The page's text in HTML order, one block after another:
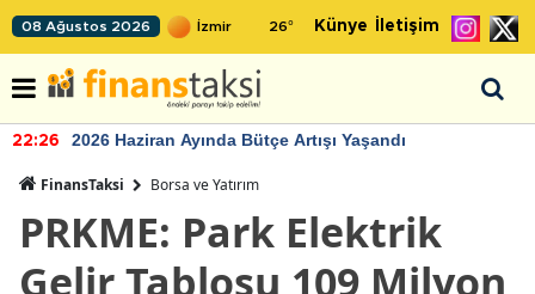
08 Ağustos 2026 26° Künye İletişim
22:26 2026 Haziran Ayında Bütçe Artışı Yaşandı
FinansTaksi Borsa ve Yatırım
PRKME: Park Elektrik
Gelir Tablosu 109 Milyon